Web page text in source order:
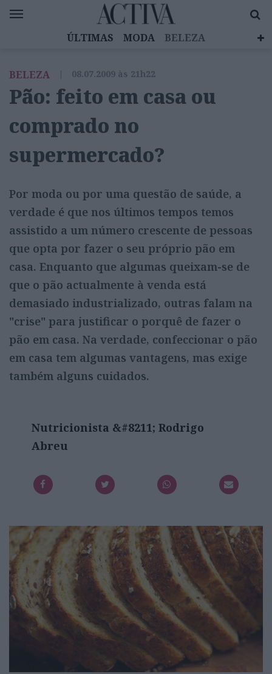
ÚLTIMAS MODA
BELEZA
EMOÇÕES
MULHERES INSPIRADORAS
DIZ QUEM SABE
ACTIVA BRAND STUDIO
BELEZA | 08.07.2009 às 21h22
Pão: feito em casa ou
comprado no
supermercado?
Por moda ou por uma questão de saúde, a
verdade é que nos últimos tempos temos
assistido a um número crescente de pessoas
que opta por fazer o seu próprio pão em
casa. Enquanto que algumas queixam-se de
que o pão actualmente à venda está
demasiado industrializado, outras falam na
"crise" para justificar o porquê de fazer o
pão em casa. Na verdade, confeccionar o pão
em casa tem algumas vantagens, mas exige
também alguns cuidados.
Nutricionista &#8211; Rodrigo
Abreu